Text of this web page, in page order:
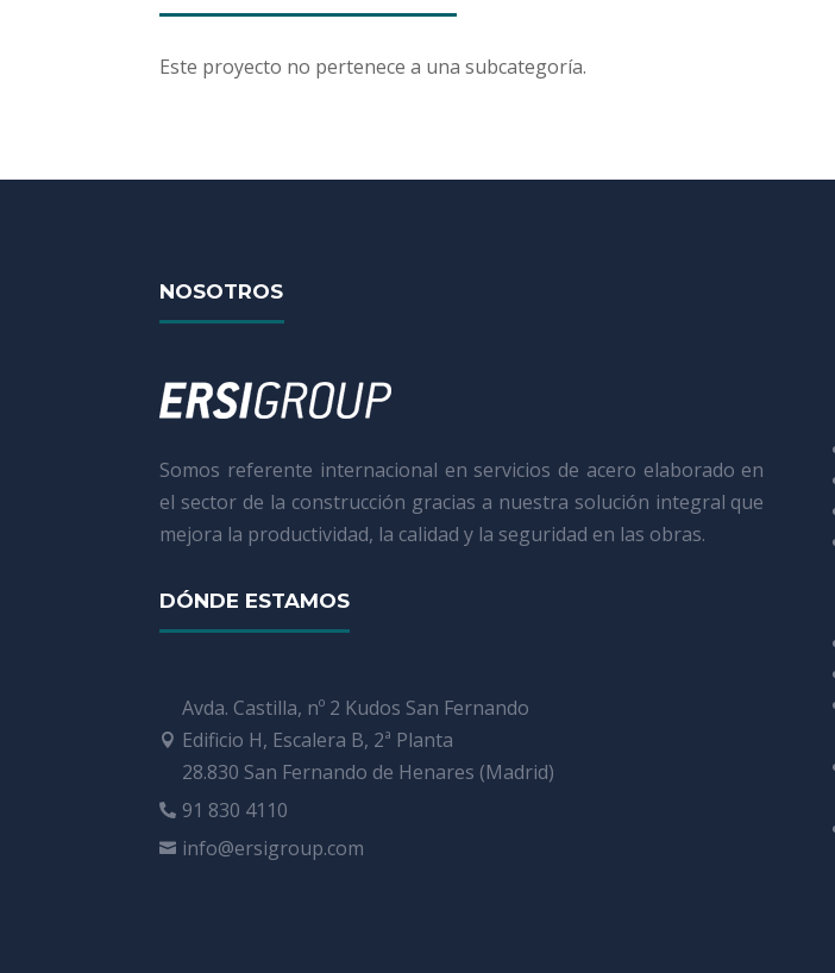
Este proyecto no pertenece a una subcategoría.
NOSOTROS
Somos referente internacional en servicios de acero elaborado en
el sector de la construcción gracias a nuestra solución integral que
mejora la productividad, la calidad y la seguridad en las obras.
DÓNDE ESTAMOS

Avda. Castilla, nº 2 Kudos San Fernando
Edificio H, Escalera B, 2ª Planta
28.830 San Fernando de Henares (Madrid)
 91 830 4110
 info@ersigroup.com